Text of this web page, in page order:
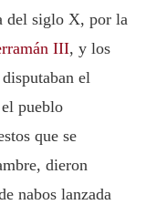
del siglo X, por la
III, y los
el
pueblo
que se
dieron
nabos lanzada